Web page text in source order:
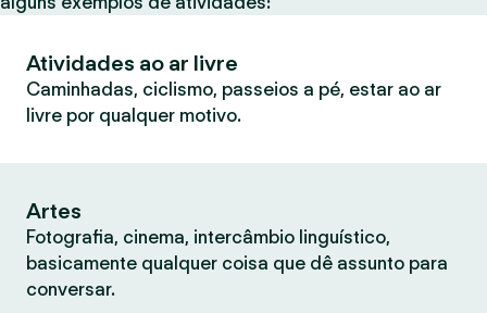
Atividades ao ar livre
Caminhadas, ciclismo, passeios a pé, estar ao ar
livre por qualquer motivo.
Artes
Fotografia, cinema, intercâmbio linguístico,
basicamente qualquer coisa que dê assunto para
conversar.